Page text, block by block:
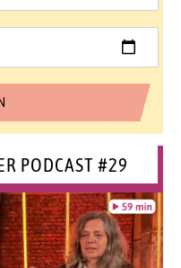
PODCAST #29